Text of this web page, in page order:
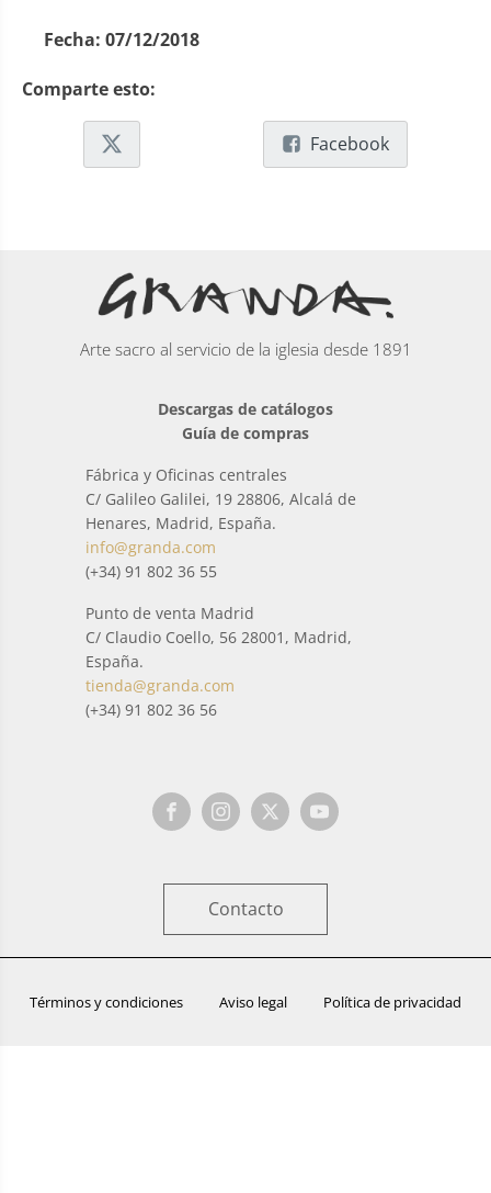
Fecha: 07/12/2018
Comparte esto:
Facebook
Arte sacro al servicio de la iglesia desde 1891
Descargas de catálogos
Guía de compras
Fábrica y Oficinas centrales
C/ Galileo Galilei, 19 28806, Alcalá de
Henares, Madrid, España.
info@granda.com
(+34) 91 802 36 55
Punto de venta Madrid
C/ Claudio Coello, 56 28001, Madrid,
España.
tienda@granda.com
(+34) 91 802 36 56
Contacto
Términos y condiciones Aviso legal Política de privacidad